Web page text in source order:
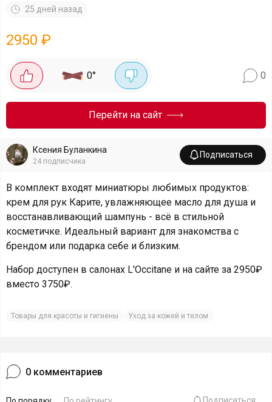
25 дней назад
2950 ₽
0° 0
Перейти на сайт
Ксения Буланкина
24 подписчика
Подписаться
В комплект входят миниатюры любимых продуктов:
крем для рук Карите, увлажняющее масло для душа и
восстанавливающий шампунь - всё в стильной
косметичке. Идеальный вариант для знакомства с
брендом или подарка себе и близким.
Набор доступен в салонах L'Occitane и на сайте за 2950₽
вместо 3750₽.
Товары для красоты и гигиены Уход за кожей и телом
0 комментариев